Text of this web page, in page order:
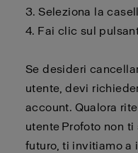
3. Seleziona la
4. Fai clic sul
Se desideri
utente,devi
account. Qualora
utente Profoto non ti
futuro, ti invitiamo a